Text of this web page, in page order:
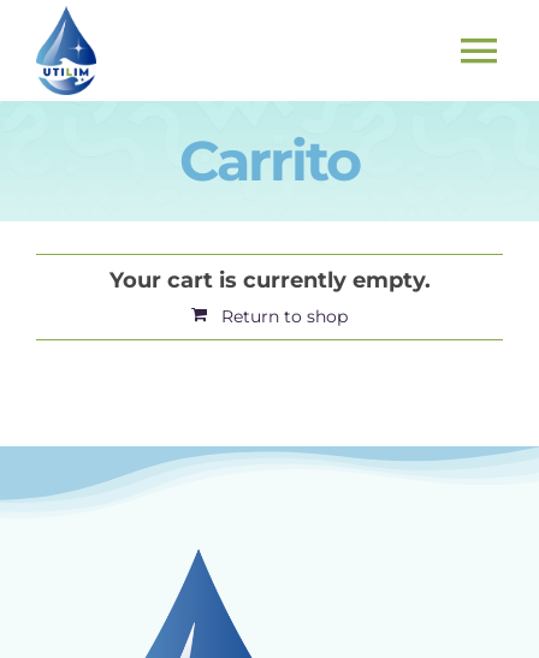
content
PRODUCTOS
COMO FUNCIONA Y RESULTADOS
CONTACTO
Carrito
Your cart is currently empty.
Return to shop